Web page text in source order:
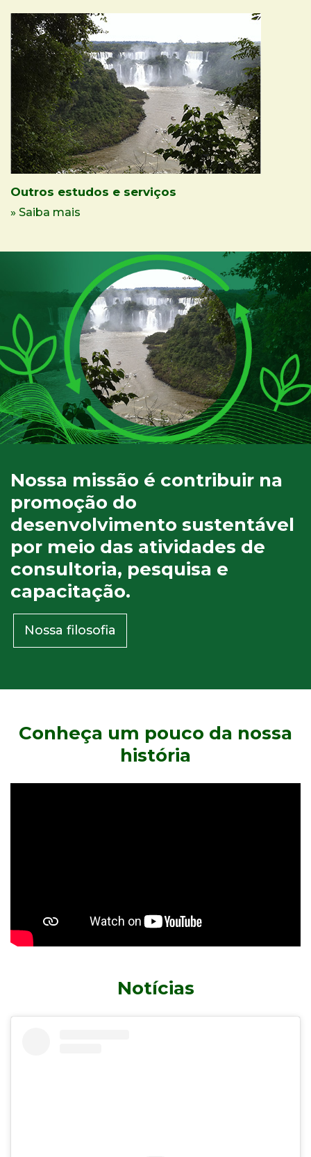
Outros estudos e serviços
» Saiba mais
Nossa missão é contribuir na
promoção do
desenvolvimento sustentável
por meio das atividades de
consultoria, pesquisa e
capacitação.
Nossa filosofia
Conheça um pouco da nossa
história
Notícias